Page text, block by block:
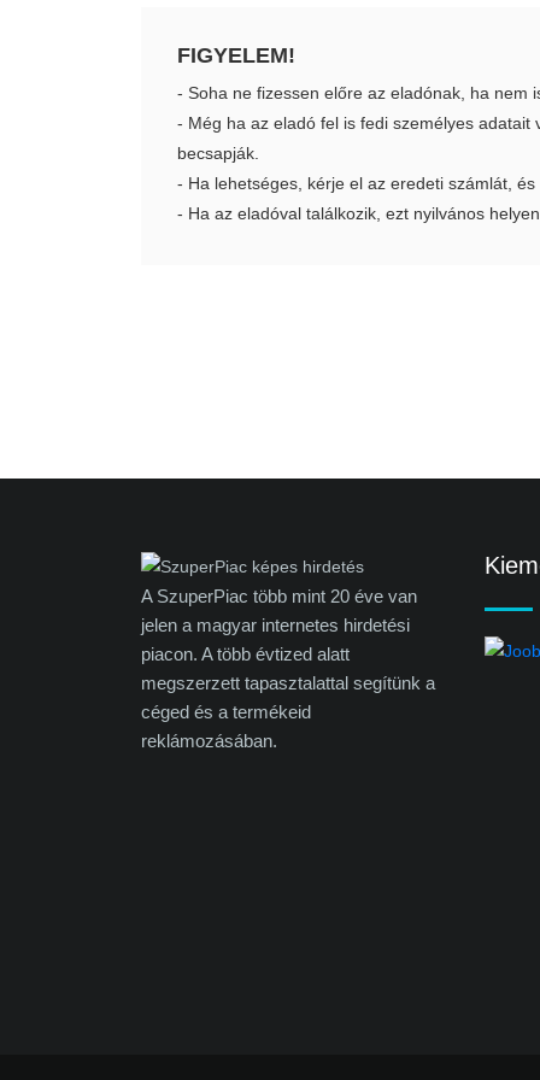
FIGYELEM!
- Soha ne fizessen előre az eladónak, ha nem
- Még ha az eladó fel is fedi személyes
becsapják.
- Ha lehetséges, kérje el az eredeti számlát,
- Ha az eladóval találkozik, ezt nyilvános
A SzuperPiac több mint 20 éve van
jelen a magyar internetes hirdetési
piacon. A több évtized alatt
megszerzett tapasztalattal segítünk a
céged és a termékeid
reklámozásában.